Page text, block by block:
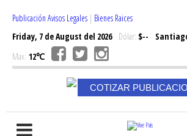
Publicación Avisos Legales | Bienes Raices
Friday, 7 de August del 2026Dólar: $--
Max: 12℃
COTIZAR